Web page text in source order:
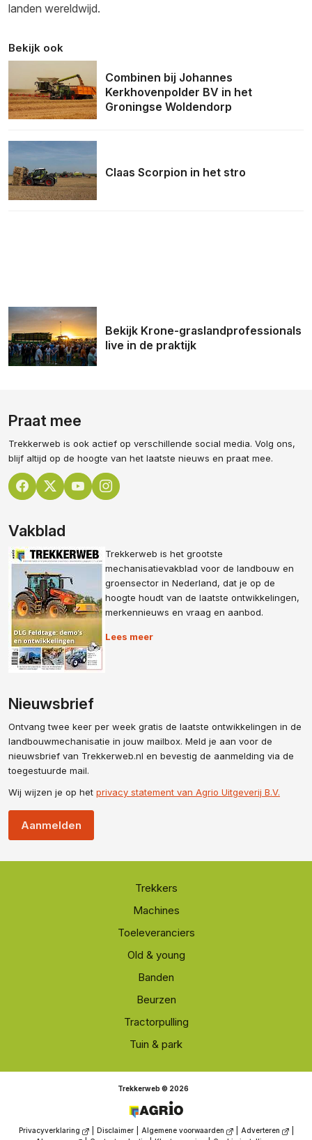
landen wereldwijd.
Bekijk ook
Combinen bij Johannes
Kerkhovenpolder BV in het
Groningse Woldendorp
Claas Scorpion in het stro
Bekijk Krone-graslandprofessionals
live in de praktijk
Praat mee
Trekkerweb is ook actief op verschillende social media. Volg ons,
blijf altijd op de hoogte van het laatste nieuws en praat mee.
Vakblad
Trekkerweb is het grootste
mechanisatievakblad voor de landbouw en
groensector in Nederland, dat je op de
hoogte houdt van de laatste ontwikkelingen,
merkennieuws en vraag en aanbod.
Lees meer
Nieuwsbrief
Ontvang twee keer per week gratis de laatste ontwikkelingen in de
landbouwmechanisatie in jouw mailbox. Meld je aan voor de
nieuwsbrief van Trekkerweb.nl en bevestig de aanmelding via de
toegestuurde mail.
Wij wijzen je op het privacy statement van Agrio Uitgeverij B.V.
Aanmelden
Trekkers
Machines
Toeleveranciers
Old & young
Banden
Beurzen
Tractorpulling
Tuin & park
Trekkerweb © 2026
Privacyverklaring Disclaimer Algemene voorwaarden Adverteren